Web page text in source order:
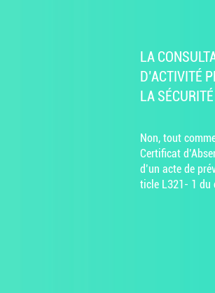
LA
D’ACTIVITÉ
LA
Non, tout
Certificat
d’un acte de
ticle L321- 1 du